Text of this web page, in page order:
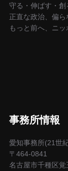
守る・伸ばす・創
正直な政治、偏
もっと前へ、ニッ
事務所情報
愛知事務所(21世
〒464-0841
名古屋市千種区